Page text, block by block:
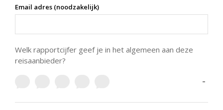
Email adres (noodzakelijk)
Welk rapportcijfer geef je in het algemeen aan deze
reisaanbieder?
-